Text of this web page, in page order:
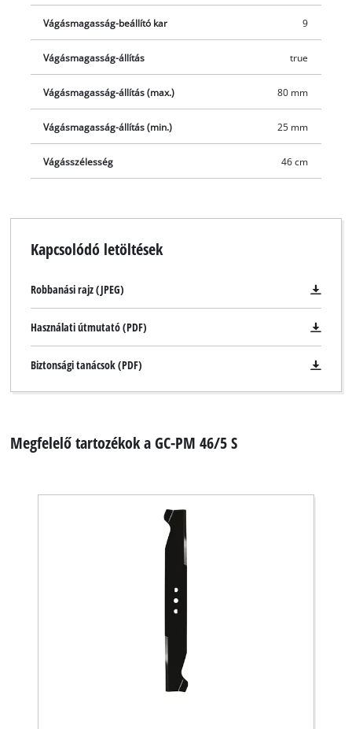
Vágásmagasság-beállító kar 9
Vágásmagasság-állítás true
Vágásmagasság-állítás (max.) 80 mm
Vágásmagasság-állítás (min.) 25 mm
Vágásszélesség 46 cm
Kapcsolódó letöltések
Robbanási rajz (JPEG)
Használati útmutató (PDF)
Biztonsági tanácsok (PDF)
Megfelelő tartozékok a GC-PM 46/5 S